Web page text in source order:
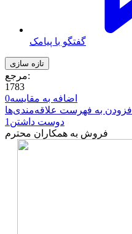
گفتگو با پیامک
مرجع:
1783
اضافه به مقایسه0
افزودن به فهرست علاقه‌مندی‌ها
دوست داشتن 1
فروش به همکاران محترم